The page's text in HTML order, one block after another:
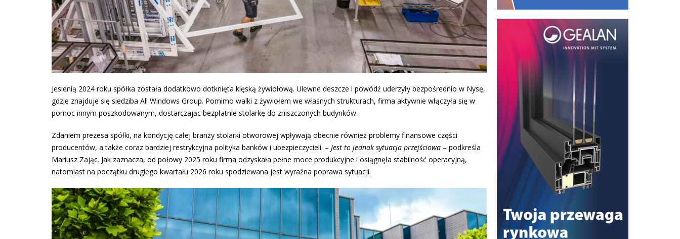
Jesienią 2024 roku spółka została dodatkowo dotknięta klęską żywiołową. Ulewne deszcze i powódź uderzyły bezpośrednio w Nysę,
gdzie znajduje się siedziba All Windows Group. Pomimo walki z żywiołem we własnych strukturach, firma aktywnie włączyła się w
pomoc innym poszkodowanym, dostarczając bezpłatnie stolarkę do zniszczonych budynków.
Zdaniem prezesa spółki, na kondycję całej branży stolarki otworowej wpływają obecnie również problemy finansowe części
producentów, a także coraz bardziej restrykcyjna polityka banków i ubezpieczycieli. – Jest to jednak sytuacja przejściowa – podkreśla
Mariusz Zając. Jak zaznacza, od połowy 2025 roku firma odzyskała pełne moce produkcyjne i osiągnęła stabilność operacyjną,
natomiast na początku drugiego kwartału 2026 roku spodziewana jest wyraźna poprawa sytuacji.